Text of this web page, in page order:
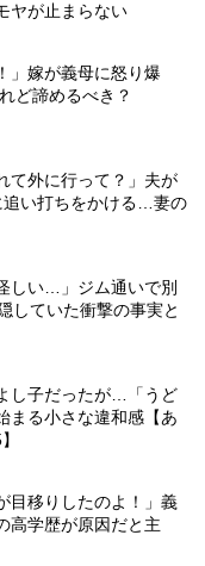
ヤが止まらない
」嫁が義母に怒り爆
ど諦めるべき？
て外に行って？」夫が
追い打ちをかける…妻の
しい…」ジム通いで別
していた衝撃の事実と
し子だったが…「うど
まる小さな違和感【あ
目移りしたのよ！」義
高学歴が原因だと主